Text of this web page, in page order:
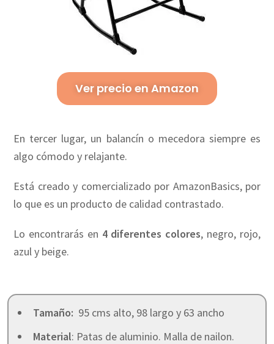
Ver precio en Amazon
En tercer lugar, un balancín o mecedora siempre es
algo cómodo y relajante.
Está creado y comercializado por AmazonBasics, por
lo que es un producto de calidad contrastado.
Lo encontrarás en 4 diferentes colores, negro, rojo,
azul y beige.
Tamaño: 95 cms alto, 98 largo y 63 ancho
Material: Patas de aluminio. Malla de nailon.